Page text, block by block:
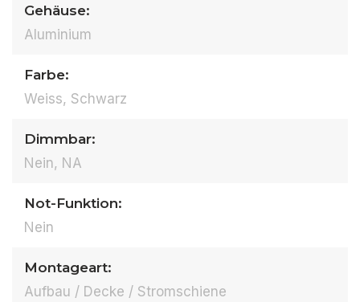
Gehäuse:
Aluminium
Farbe:
Weiss, Schwarz
Dimmbar:
Nein, NA
Not-Funktion:
Nein
Montageart:
Aufbau / Decke / Stromschiene